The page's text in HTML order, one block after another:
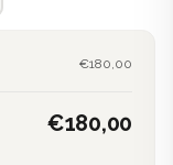
€180,00
€180,00